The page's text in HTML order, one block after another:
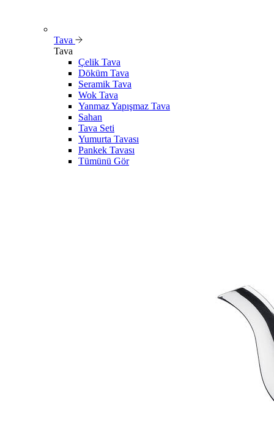
Tava
Tava
Çelik Tava
Döküm Tava
Seramik Tava
Wok Tava
Yanmaz Yapışmaz Tava
Sahan
Tava Seti
Yumurta Tavası
Pankek Tavası
Tümünü Gör